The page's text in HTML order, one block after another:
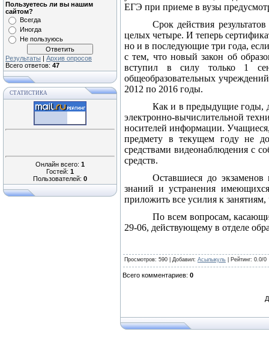
Пользуетесь ли вы нашим
сайтом?
Всегда
Иногда
Не пользуюсь
Результаты | Архив опросов
Всего ответов: 47
СТАТИСТИКА
Онлайн всего: 1
Гостей: 1
Пользователей: 0
ЕГЭ при приеме в вузы
Срок действия
целых четыре. И теперь
но и в последующие три года,
с тем, что новый закон об
вступил в силу только 1
общеобразовательных
2012 по 2016 годы.
Как и в предыдущие годы,
электронно-вычислительной
носителей информации.
предмету в текущем году не
средствами видеонаблюдения с
средств.
Оставшиеся до
знаний и устранения имеющихся
приложить все усилия к занятиям,
По всем вопросам,
29-06, действующему в отделе
Просмотров: 590 | Добавил: Асылыкуль Рейтинг: 0.0/0
Всего комментариев: 0